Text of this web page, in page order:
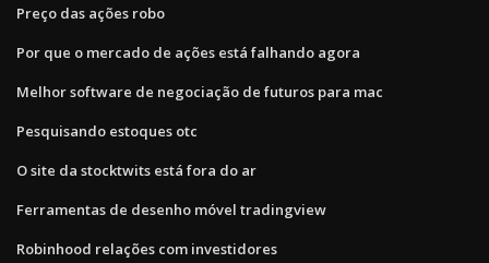
Preço das ações robo
Por que o mercado de ações está falhando agora
Melhor software de negociação de futuros para mac
Pesquisando estoques otc
O site da stocktwits está fora do ar
Ferramentas de desenho móvel tradingview
Robinhood relações com investidores